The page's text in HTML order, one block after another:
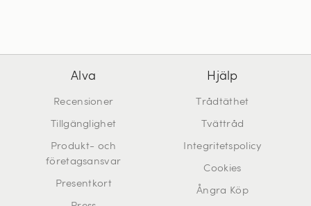
Alva
Recensioner
Tillgänglighet
Produkt- och
företagsansvar
Presentkort
Hjälp
Trådtäthet
Tvättråd
Integritetspolicy
Cookies
Ångra Köp